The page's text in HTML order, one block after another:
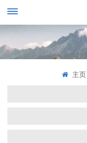
主页